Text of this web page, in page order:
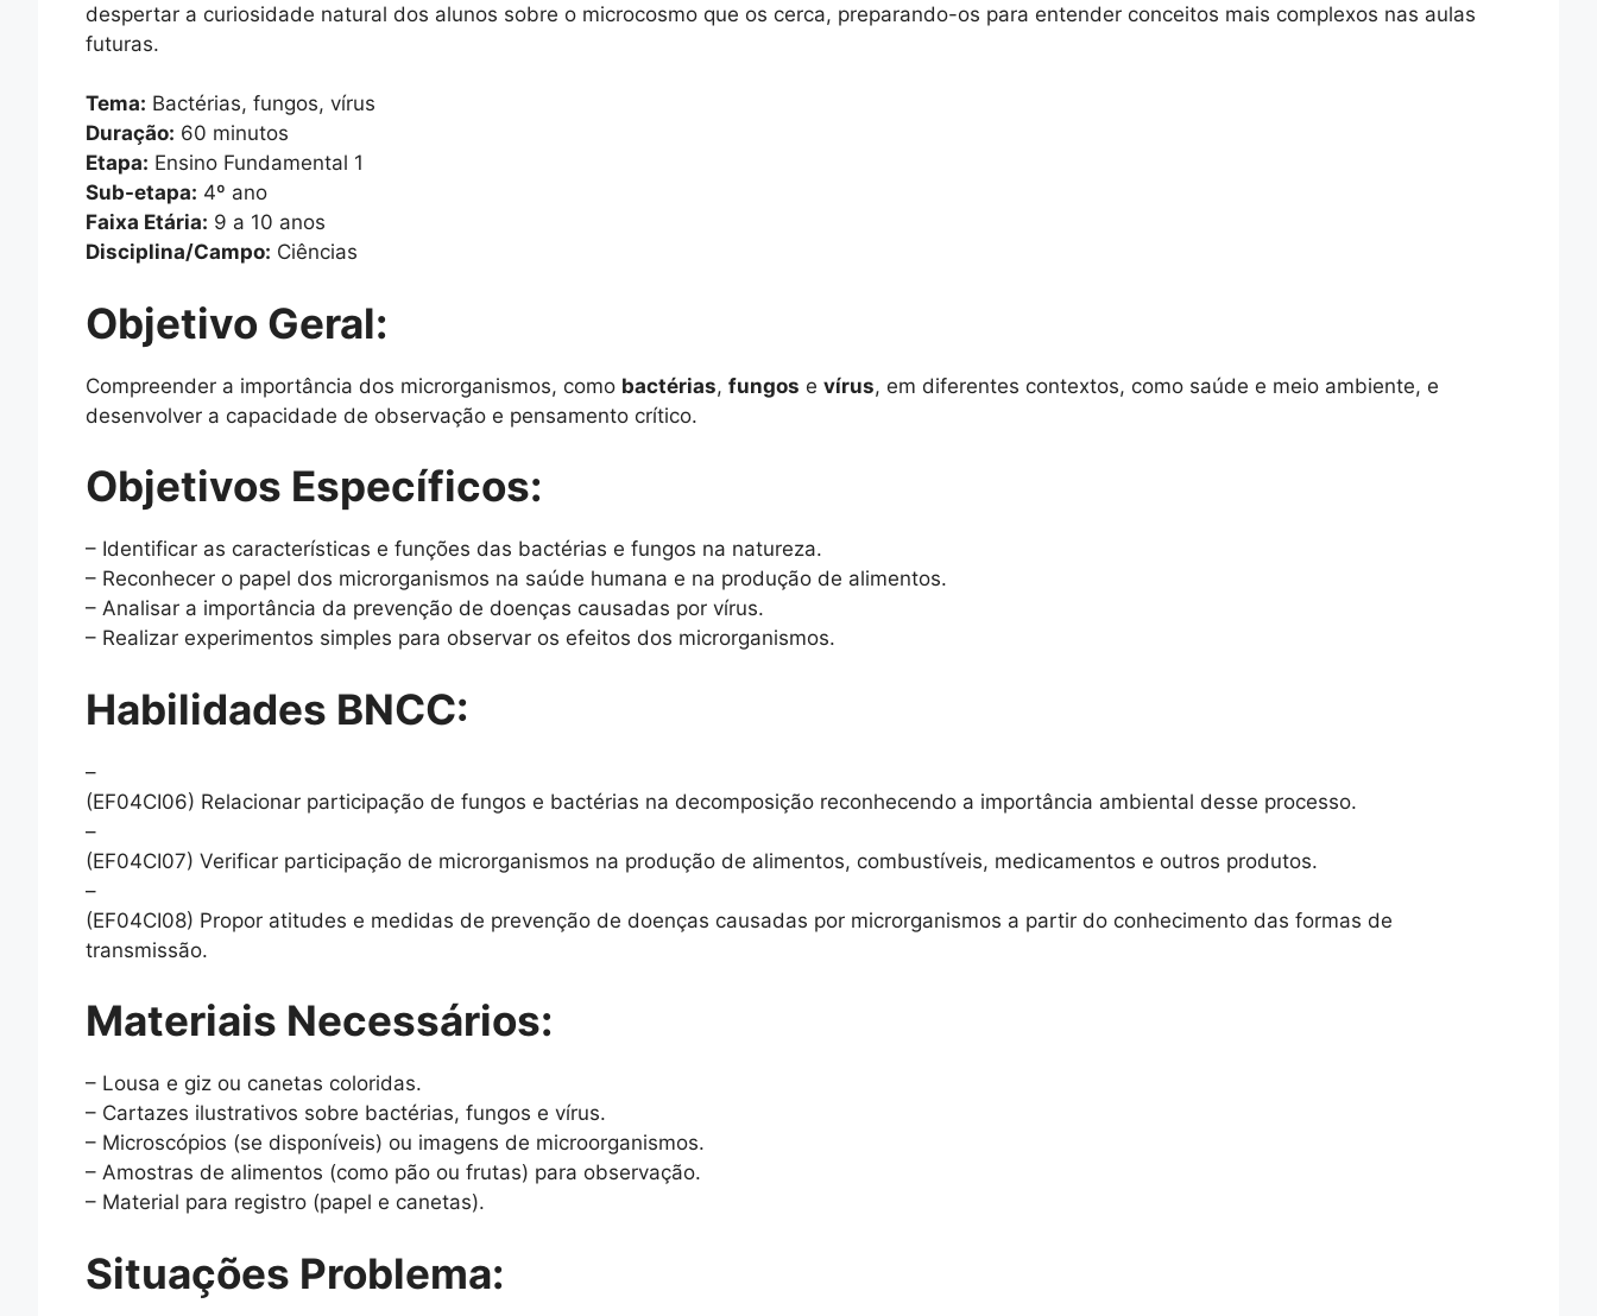
despertar a curiosidade natural dos alunos sobre o microcosmo que os cerca, preparando-os para entender conceitos mais complexos nas aulas
futuras.
Tema: Bactérias, fungos, vírus
Duração: 60 minutos
Etapa: Ensino Fundamental 1
Sub-etapa: 4º ano
Faixa Etária: 9 a 10 anos
Disciplina/Campo: Ciências
Objetivo Geral:
Compreender a importância dos microrganismos, como bactérias, fungos e vírus, em diferentes contextos, como saúde e meio ambiente, e
desenvolver a capacidade de observação e pensamento crítico.
Objetivos Específicos:
– Identificar as características e funções das bactérias e fungos na natureza.
– Reconhecer o papel dos microrganismos na saúde humana e na produção de alimentos.
– Analisar a importância da prevenção de doenças causadas por vírus.
– Realizar experimentos simples para observar os efeitos dos microrganismos.
Habilidades BNCC:
–
(EF04CI06) Relacionar participação de fungos e bactérias na decomposição reconhecendo a importância ambiental desse processo.
–
(EF04CI07) Verificar participação de microrganismos na produção de alimentos, combustíveis, medicamentos e outros produtos.
–
(EF04CI08) Propor atitudes e medidas de prevenção de doenças causadas por microrganismos a partir do conhecimento das formas de
transmissão.
Materiais Necessários:
– Lousa e giz ou canetas coloridas.
– Cartazes ilustrativos sobre bactérias, fungos e vírus.
– Microscópios (se disponíveis) ou imagens de microorganismos.
– Amostras de alimentos (como pão ou frutas) para observação.
– Material para registro (papel e canetas).
Situações Problema: